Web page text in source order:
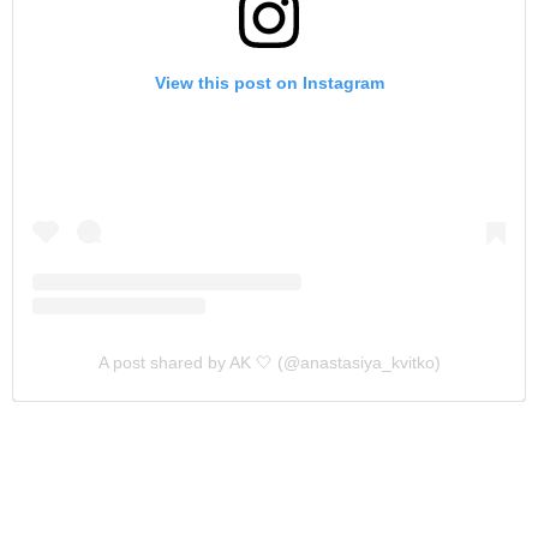
View this post on Instagram
A post shared by AK 🤍 (@anastasiya_kvitko)